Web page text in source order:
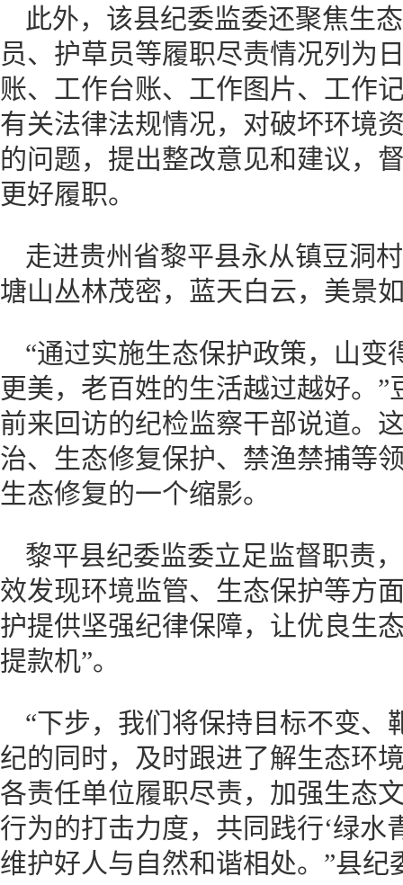
此外，该县纪委监委还聚焦生
员、护草员等履职尽责情况列为
账、工作台账、工作图片、工作
有关法律法规情况，对破坏环境
的问题，提出整改意见和建议，
更好履职。
走进贵州省黎平县永从镇豆洞
塘山丛林茂密，蓝天白云，美景
“通过实施生态保护政策，山
更美，老百姓的生活越过越好。
前来回访的纪检监察干部说道。
治、生态修复保护、禁渔禁捕等
生态修复的一个缩影。
黎平县纪委监委立足监督职责
效发现环境监管、生态保护等方
护提供坚强纪律保障，让优良生
提款机”。
“下步，我们将保持目标不变
纪的同时，及时跟进了解生态环
各责任单位履职尽责，加强生态
行为的打击力度，共同践行‘绿水
维护好人与自然和谐相处。”县